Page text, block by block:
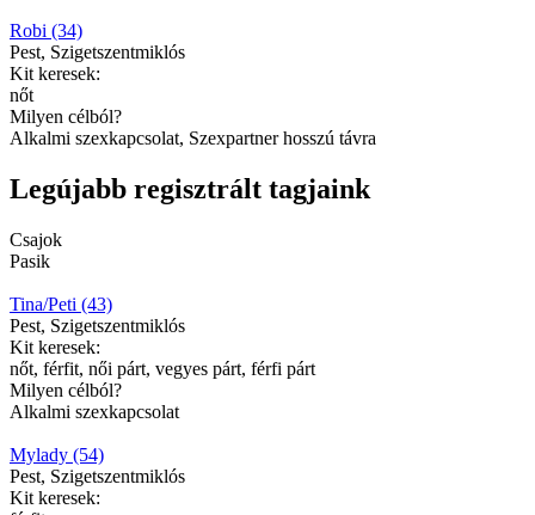
Robi (34)
Pest, Szigetszentmiklós
Kit keresek:
nőt
Milyen célból?
Alkalmi szexkapcsolat, Szexpartner hosszú távra
Legújabb regisztrált tagjaink
Csajok
Pasik
Tina/Peti (43)
Pest, Szigetszentmiklós
Kit keresek:
nőt, férfit, női párt, vegyes párt, férfi párt
Milyen célból?
Alkalmi szexkapcsolat
Mylady (54)
Pest, Szigetszentmiklós
Kit keresek: